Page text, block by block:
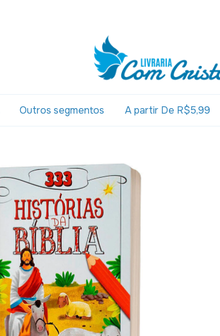
Outros segmentos A partir De R$5,99